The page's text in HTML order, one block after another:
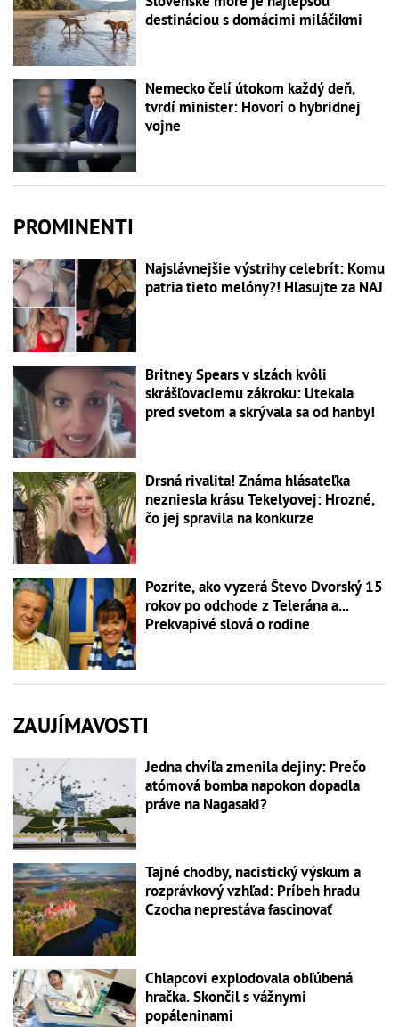
destináciou s domácimi miláčikmi
Nemecko čelí útokom každý deň,
tvrdí minister: Hovorí o hybridnej
vojne
PROMINENTI
Najslávnejšie výstrihy celebrít: Komu
patria tieto melóny?! Hlasujte za NAJ
Britney Spears v slzách kvôli
skrášľovaciemu zákroku: Utekala
pred svetom a skrývala sa od hanby!
Drsná rivalita! Známa hlásateľka
nezniesla krásu Tekelyovej: Hrozné,
čo jej spravila na konkurze
Pozrite, ako vyzerá Števo Dvorský 15
rokov po odchode z Telerána a...
Prekvapivé slová o rodine
ZAUJÍMAVOSTI
Jedna chvíľa zmenila dejiny: Prečo
atómová bomba napokon dopadla
práve na Nagasaki?
Tajné chodby, nacistický výskum a
rozprávkový vzhľad: Príbeh hradu
Czocha neprestáva fascinovať
Chlapcovi explodovala obľúbená
hračka. Skončil s vážnymi
popáleninami